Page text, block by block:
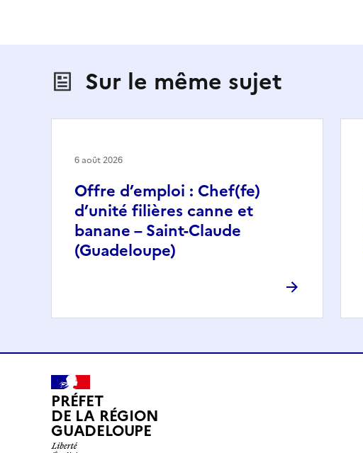
Sur le même sujet
Offre d’emploi : Chef(fe)
d’unité filières canne et
banane – Saint-Claude
(Guadeloupe)
6 août 2026
PRÉFET
DE LA RÉGION
GUADELOUPE